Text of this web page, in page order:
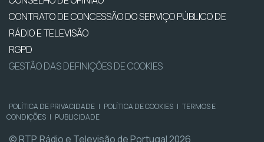
CONTRATO DE CONCESSÃO DO SERVIÇO PÚBLICO DE
RÁDIO E TELEVISÃO
RGPD
GESTÃO DAS DEFINIÇÕES DE COOKIES
POLÍTICA DE PRIVACIDADE | POLÍTICA DE COOKIES | TERMOS E
CONDIÇÕES | PUBLICIDADE
© RTP, Rádio e Televisão de Portugal 2026